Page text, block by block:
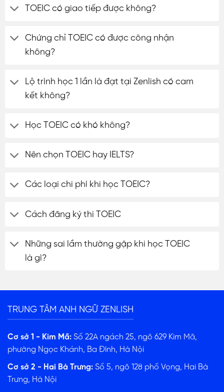
TOEIC có giao tiếp được không?
Chứng chỉ TOEIC có được công nhận
không?
Lộ trình học 1 lần là đạt tại Zenlish có cam
kết không?
Học TOEIC có khó không?
Nên chọn TOEIC hay IELTS?
Các loại chi phí khi học TOEIC?
Cách đăng ký thi TOEIC
Những sai lầm thường gặp khi học TOEIC
là gì?
TRUNG TÂM ANH NGỮ ZENLISH
Cơ sở 1 - Kim Mã: Số 22A ngách 25, ngõ 629 Kim Mã,
phường Ngọc Khánh, Ba Đình, Hà Nội
Cơ sở 2 - Hai Bà Trưng: Số 5, ngõ 128 phố Vọng, Hai Bà
Trưng, Hà Nội